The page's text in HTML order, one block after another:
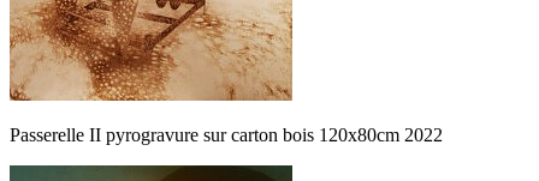
Passerelle II pyrogravure sur carton bois 120x80cm 2022